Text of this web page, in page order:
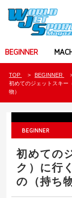
BEGINNER
TOP
BEGINNER
初めてのジェットスキー
物）
BEGINNER
初めての
ク）に行
の（持ち物